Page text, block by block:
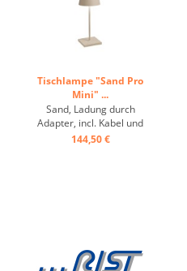
Tischlampe "Sand Pro
Mini" ...
Sand, Ladung durch
Adapter, incl. Kabel und
Stecker ca.9h Betrieb, 6h
144,50 €